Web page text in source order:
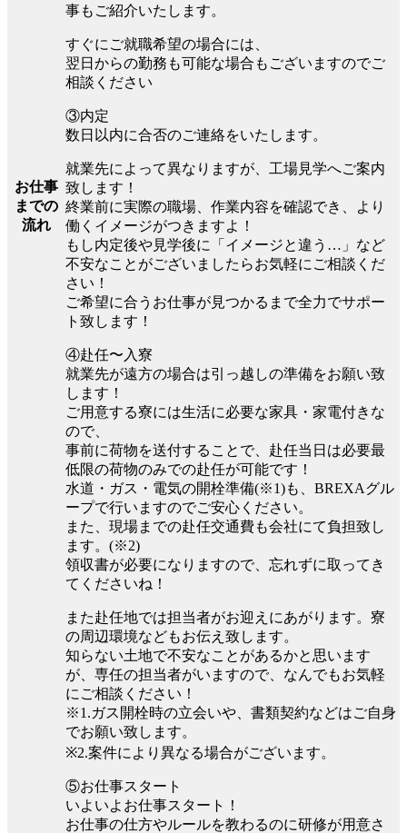
お仕事
までの
流れ
事もご紹介いたします。
すぐにご就職希望の場合には、
翌日からの勤務も可能な場合もございますのでご
相談ください
③内定
数日以内に合否のご連絡をいたします。
就業先によって異なりますが、工場見学へご案内
致します！
終業前に実際の職場、作業内容を確認でき、より
働くイメージがつきますよ！
もし内定後や見学後に「イメージと違う…」など
不安なことがございましたらお気軽にご相談くだ
さい！
ご希望に合うお仕事が見つかるまで全力でサポー
ト致します！
④赴任〜入寮
就業先が遠方の場合は引っ越しの準備をお願い致
します！
ご用意する寮には生活に必要な家具・家電付きな
ので、
事前に荷物を送付することで、赴任当日は必要最
低限の荷物のみでの赴任が可能です！
水道・ガス・電気の開栓準備(※1)も、BREXAグル
ープで行いますのでご安心ください。
また、現場までの赴任交通費も会社にて負担致し
ます。(※2)
領収書が必要になりますので、忘れずに取ってき
てくださいね！
また赴任地では担当者がお迎えにあがります。寮
の周辺環境などもお伝え致します。
知らない土地で不安なことがあるかと思います
が、専任の担当者がいますので、なんでもお気軽
にご相談ください！
※1.ガス開栓時の立会いや、書類契約などはご自身
でお願い致します。
※2.案件により異なる場合がございます。
⑤お仕事スタート
いよいよお仕事スタート！
お仕事の仕方やルールを教わるのに研修が用意さ